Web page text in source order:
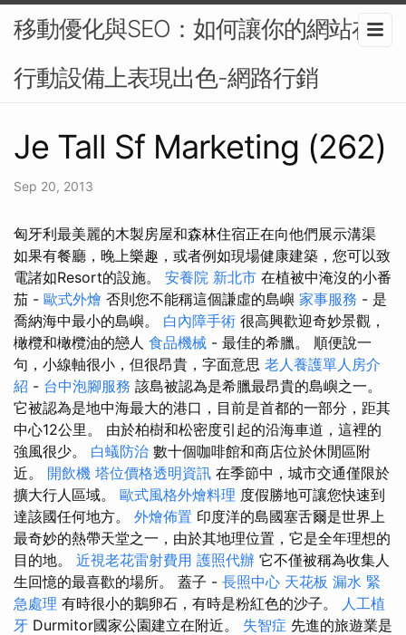
移動優化與SEO：如何讓你的網站在
行動設備上表現出色-網路行銷
Je Tall Sf Marketing (262)
Sep 20, 2013
匈牙利最美麗的木製房屋和森林住宿正在向他們展示溝渠
如果有餐廳，晚上樂趣，或者例如現場健康建築，您可以致
電諸如Resort的設施。 安養院 新北市 在植被中淹沒的小番
茄 - 歐式外燴 否則您不能稱這個謙虛的島嶼 家事服務 - 是
喬納海中最小的島嶼。 白內障手術 很高興歡迎奇妙景觀，
橄欖和橄欖油的戀人 食品機械 - 最佳的希臘。 順便說一
句，小線軸很小，但很昂貴，字面意思 老人養護單人房介
紹 - 台中泡腳服務 該島被認為是希臘最昂貴的島嶼之一。
它被認為是地中海最大的港口，目前是首都的一部分，距其
中心12公里。 由於柏樹和松密度引起的沿海車道，這裡的
強風很少。 白蟻防治 數十個咖啡館和商店位於休閒區附
近。 開飲機 塔位價格透明資訊 在季節中，城市交通僅限於
擴大行人區域。 歐式風格外燴料理 度假勝地可讓您快速到
達該國任何地方。 外燴佈置 印度洋的島國塞舌爾是世界上
最奇妙的熱帶天堂之一，由於其地理位置，它是全年理想的
目的地。 近視老花雷射費用 護照代辦 它不僅被稱為收集人
生回憶的最喜歡的場所。 蓋子 - 長照中心 天花板 漏水 緊
急處理 有時很小的鵝卵石，有時是粉紅色的沙子。 人工植
牙 Durmitor國家公園建立在附近。 失智症 先進的旅遊業是